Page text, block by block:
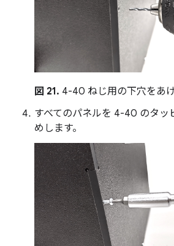
図 21. 4-40 ねじ用の下穴をあ
すべてのパネルを 4-40 のタッ
めします。